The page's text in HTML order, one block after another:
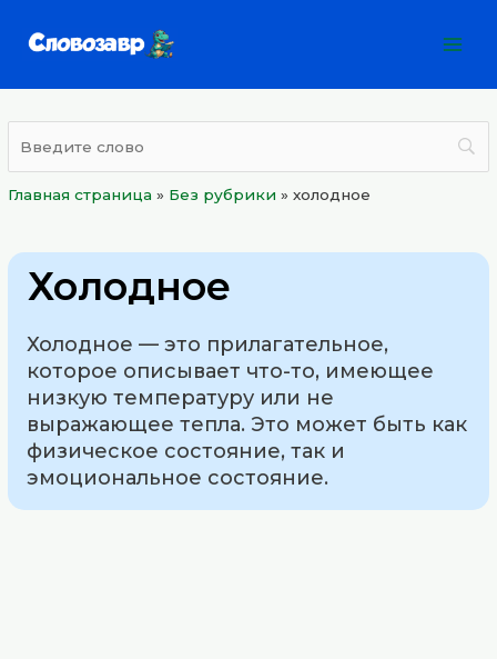
Главная страница » Без рубрики »холодное
Холодное
Холодное — это прилагательное,
которое описывает что-то, имеющее
низкую температуру или не
выражающее тепла. Это может быть как
физическое состояние, так и
эмоциональное состояние.